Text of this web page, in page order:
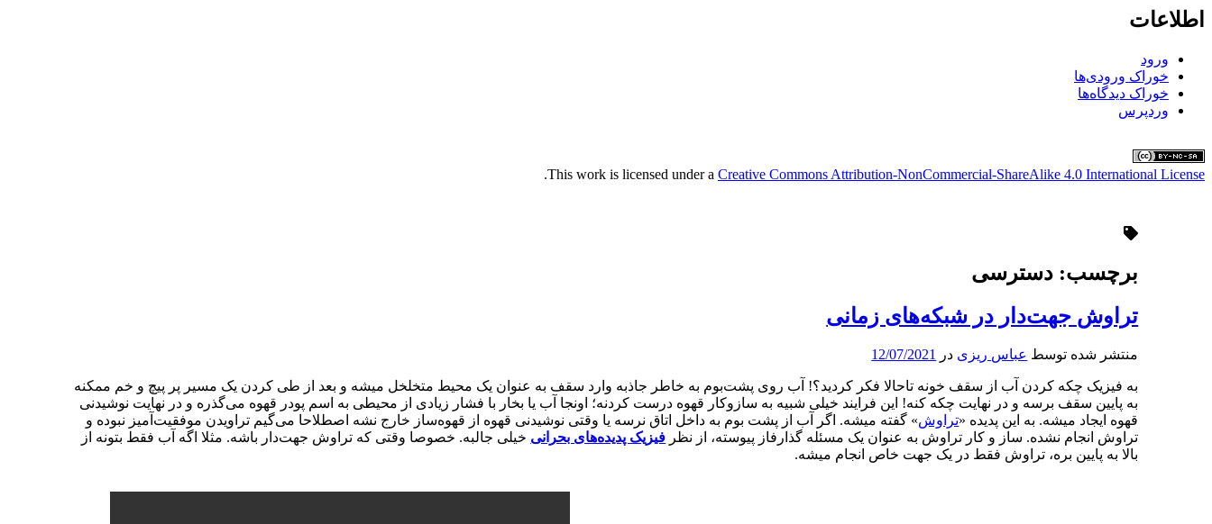
اطلاعات
ورود
خوراک ورودی‌ها
خوراک دیدگاه‌ها
وردپرس
This work is licensed under a Creative Commons Attribution-NonCommercial-ShareAlike 4.0 International License
.
برچسب: دسترسی
تراوش جهت‌دار در شبکه‌های زمانی
منتشر شده توسط عباس ریزی در 12/07/2021
به فیزیک چکه کردن آب از سقف خونه تاحالا فکر کردید؟! آب روی پشت‌بوم به خاطر جاذبه وارد سقف به عنوان یک محیط متخلخل میشه و بعد از طی کردن یک مسیر پر پیچ و خم ممکنه
به پایین سقف برسه و در نهایت چکه کنه! این فرایند خیلی شبیه به سازوکار قهوه درست کردنه؛ اونجا آب یا بخار با فشار زیادی از محیطی به اسم پودر قهوه می‌گذره و در نهایت نوشیدنی
قهوه ایجاد میشه. به این پدیده «تراوش» گفته میشه. اگر آب از پشت بوم به داخل اتاق نرسه یا وقتی نوشیدنی قهوه از قهوه‌ساز خارج نشه اصطلاحا می‌گیم تراویدن موفقیت‌آمیز نبوده و
تراوش انجام نشده. ساز و کار تراوش به عنوان یک مسئله گذارفاز پیوسته، از نظر فیزیک پدیده‌های بحرانی خیلی جالبه. خصوصا وقتی که تراوش جهت‌دار باشه. مثلا اگه آب فقط بتونه از
بالا به پایین بره، تراوش فقط در یک جهت خاص انجام میشه.